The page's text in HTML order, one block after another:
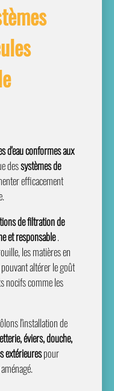
d'eau conformes aux
dessystèmes de
efficacement
de filtration de
et responsable.
les matières en
altérer le goût
nocifs comme les
l'installation de
éviers, douche,
extérieurespour